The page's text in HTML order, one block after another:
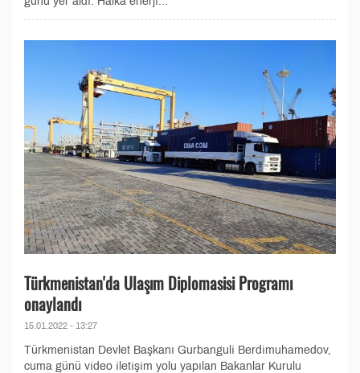
Türkmenistan'da Ulaşım Diplomasisi Programı
onaylandı
15.01.2022 - 13:27
Türkmenistan Devlet Başkanı Gurbanguli Berdimuhamedov,
cuma günü video iletişim yolu yapılan Bakanlar Kurulu